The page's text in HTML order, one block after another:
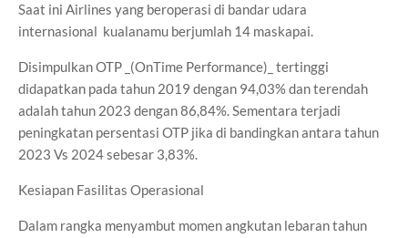
Saat ini Airlines yang beroperasi di bandar udara
internasional kualanamu berjumlah 14 maskapai.
Disimpulkan OTP _(OnTime Performance)_ tertinggi
didapatkan pada tahun 2019 dengan 94,03% dan terendah
adalah tahun 2023 dengan 86,84%. Sementara terjadi
peningkatan persentasi OTP jika di bandingkan antara tahun
2023 Vs 2024 sebesar 3,83%.
Kesiapan Fasilitas Operasional
Dalam rangka menyambut momen angkutan lebaran tahun